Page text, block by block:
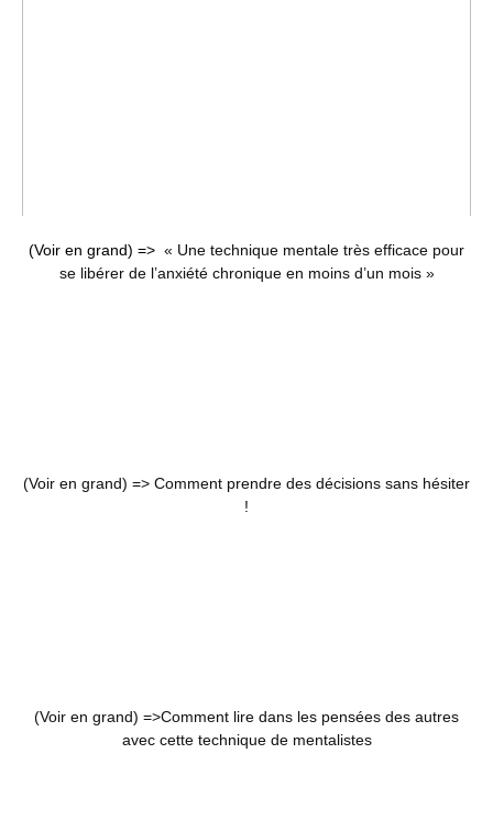
(Voir en grand) => « Une technique mentale très efficace pour
se libérer de l’anxiété chronique en moins d’un mois »
(Voir en grand) => Comment prendre des décisions sans hésiter
!
(Voir en grand) =>Comment lire dans les pensées des autres
avec cette technique de mentalistes